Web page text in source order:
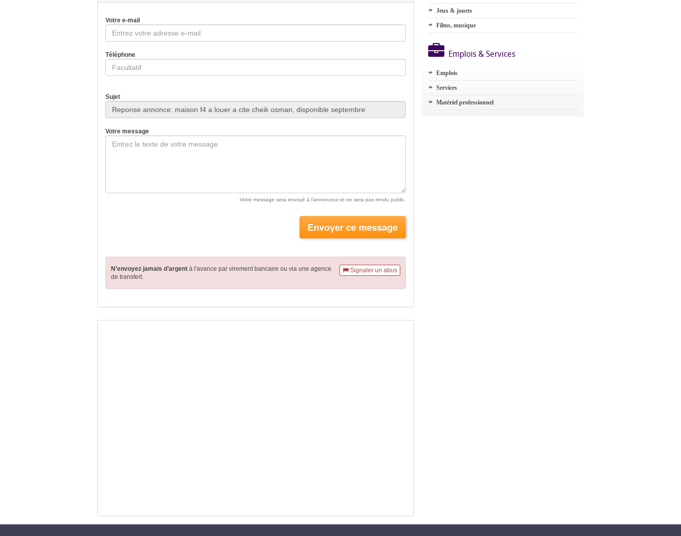
Votre e-mail
Téléphone
Sujet
Votre message
Votre message sera envoyé à l'annonceur et ne sera pas rendu public.
Envoyer ce message
Signaler un abus
N’envoyez jamais d’argent à l'avance par virement bancaire ou via une agence
de transfert.
Jeux & jouets
Films, musique
Emplois & Services
Emplois
Services
Matériel professionnel